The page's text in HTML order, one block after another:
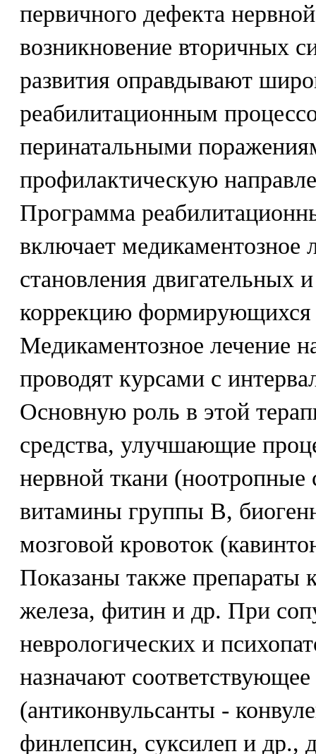
первичного дефекта
возникновение вторичных
развития оправдывают
реабилитационным
перинатальными
профилактическую
Программа
включает медикаментозное
становления двигательных
коррекцию формирующихся
Медикаментозное лечение
проводят курсами с
Основную роль в этой
средства, улучшающие
нервной ткани (ноотропные
витамины группы В,
мозговой кровоток
Показаны также препараты
железа, фитин и др. При
неврологических и
назначают соответствующее
(антиконвульсанты -
финлепсин, суксилеп и др.,